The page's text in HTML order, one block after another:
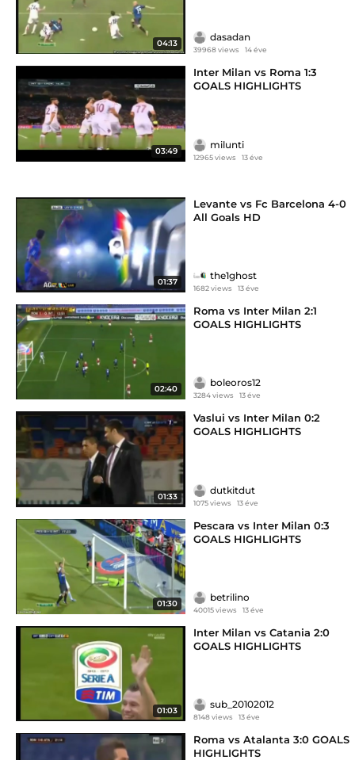
04:13
dasadan
39968 views 14 éve
03:49
Inter Milan vs Roma 1:3
GOALS HIGHLIGHTS
milunti
12965 views 13 éve
01:37
Levante vs Fc Barcelona 4-0
All Goals HD
the1ghost
1682 views 13 éve
02:40
Roma vs Inter Milan 2:1
GOALS HIGHLIGHTS
boleoros12
3284 views 13 éve
01:33
Vaslui vs Inter Milan 0:2
GOALS HIGHLIGHTS
dutkitdut
1075 views 13 éve
01:30
Pescara vs Inter Milan 0:3
GOALS HIGHLIGHTS
betrilino
40015 views 13 éve
01:03
Inter Milan vs Catania 2:0
GOALS HIGHLIGHTS
sub_20102012
8148 views 13 éve
Roma vs Atalanta 3:0 GOALS
HIGHLIGHTS